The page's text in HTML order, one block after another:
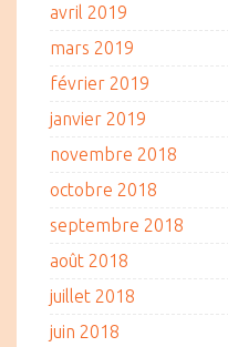
avril 2019
mars 2019
février 2019
janvier 2019
novembre 2018
octobre 2018
septembre 2018
août 2018
juillet 2018
juin 2018